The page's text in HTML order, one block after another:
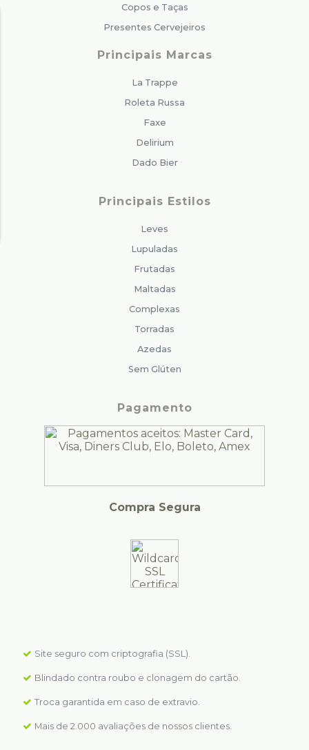
Copos e Taças
Presentes Cervejeiros
Principais Marcas
La Trappe
Roleta Russa
Faxe
Delirium
Dado Bier
Principais Estilos
Leves
Lupuladas
Frutadas
Maltadas
Complexas
Torradas
Azedas
Sem Glúten
Pagamento
Compra Segura
Site seguro com criptografia (SSL).
Blindado contra roubo e clonagem do cartão.
Troca garantida em caso de extravio.
Mais de 2.000 avaliações de nossos clientes.